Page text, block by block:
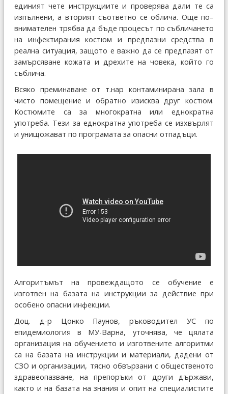
единият чете инструкциите и проверява дали те са
изпълнени, а вторият съответно се облича. Още по–
внимателен трябва да бъде процесът по събличането
на инфектирания костюм и предпазни средства в
реална ситуация, защото е важно да се предпазят от
замърсяване кожата и дрехите на човека, който го
съблича.
Всяко преминаване от т.нар контаминирана зала в
чисто помещение и обратно изисква друг костюм.
Костюмите са за многократна или еднократна
употреба. Тези за еднократна употреба се изхвърлят
и унищожават по програмата за опасни отпадъци.
Алгоритъмът на провеждащото се обучение е
изготвен на базата на инструкции за действие при
особено опасни инфекции.
Доц. д-р Цонко Паунов, ръководител УС по
епидемиология в МУ-Варна, уточнява, че цялата
организация на обучението и изготвените алгоритми
са на базата на инструкции и материали, дадени от
СЗО и организации, тясно обвързани с общественото
здравеопазване, на препоръки от други държави,
както и на базата на знания и опит на специалистите